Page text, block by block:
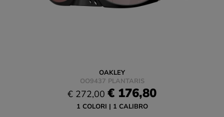
OAKLEY
OO9437 PLANTARIS
€ 272,00 € 176,80
1 COLORI 1 CALIBRO